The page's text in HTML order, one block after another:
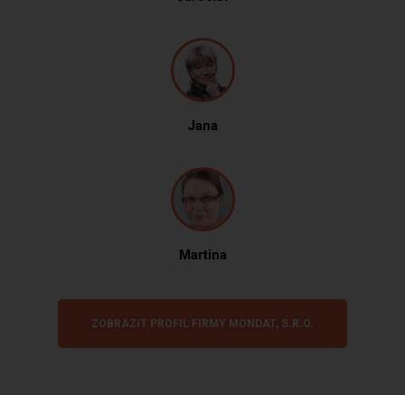
Jana
Martina
ZOBRAZIT PROFIL FIRMY MONDAT, S.R.O.